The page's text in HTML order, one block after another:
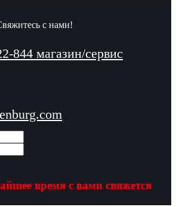
с нами!
844 магазин/сервис
время с вами свяжется